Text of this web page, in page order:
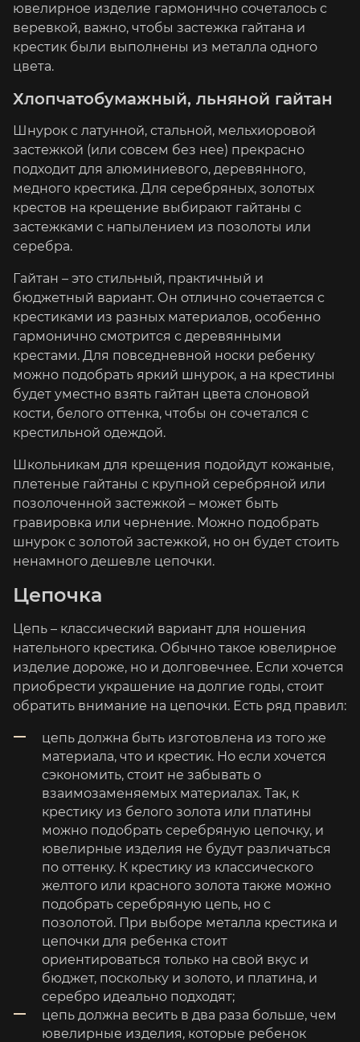
ювелирное изделие гармонично сочеталось с
веревкой, важно, чтобы застежка гайтана и
крестик были выполнены из металла одного
цвета.
Хлопчатобумажный, льняной гайтан
Шнурок с латунной, стальной, мельхиоровой
застежкой (или совсем без нее) прекрасно
подходит для алюминиевого, деревянного,
медного крестика. Для серебряных, золотых
крестов на крещение выбирают гайтаны с
застежками с напылением из позолоты или
серебра.
Гайтан – это стильный, практичный и
бюджетный вариант. Он отлично сочетается с
крестиками из разных материалов, особенно
гармонично смотрится с деревянными
крестами. Для повседневной носки ребенку
можно подобрать яркий шнурок, а на крестины
будет уместно взять гайтан цвета слоновой
кости, белого оттенка, чтобы он сочетался с
крестильной одеждой.
Школьникам для крещения подойдут кожаные,
плетеные гайтаны с крупной серебряной или
позолоченной застежкой – может быть
гравировка или чернение. Можно подобрать
шнурок с золотой застежкой, но он будет стоить
ненамного дешевле цепочки.
Цепочка
Цепь – классический вариант для ношения
нательного крестика. Обычно такое ювелирное
изделие дороже, но и долговечнее. Если хочется
приобрести украшение на долгие годы, стоит
обратить внимание на цепочки. Есть ряд правил:
цепь должна быть изготовлена из того же
материала, что и крестик. Но если хочется
сэкономить, стоит не забывать о
взаимозаменяемых материалах. Так, к
крестику из белого золота или платины
можно подобрать серебряную цепочку, и
ювелирные изделия не будут различаться
по оттенку. К крестику из классического
желтого или красного золота также можно
подобрать серебряную цепь, но с
позолотой. При выборе металла крестика и
цепочки для ребенка стоит
ориентироваться только на свой вкус и
бюджет, поскольку и золото, и платина, и
серебро идеально подходят;
цепь должна весить в два раза больше, чем
ювелирные изделия, которые ребенок